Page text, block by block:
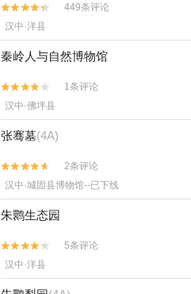


449条评论
汉中·洋县
秦岭人与自然博物馆


1条评论
汉中·佛坪县
张骞墓(4A)


2条评论
汉中·城固县博物馆--已下线
朱鹮生态园


5条评论
汉中·洋县